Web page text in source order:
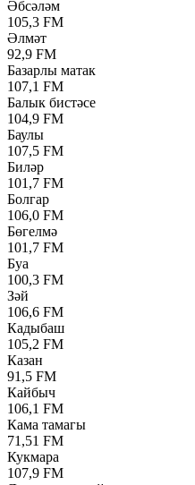
Әбсәләм
105,3 FM
Әлмәт
92,9 FM
Базарлы матак
107,1 FM
Балык бистәсе
104,9 FM
Баулы
107,5 FM
Биләр
101,7 FM
Болгар
106,0 FM
Бөгелмә
101,7 FM
Буа
100,3 FM
Зәй
106,6 FM
Кадыбаш
105,2 FM
Казан
91,5 FM
Кайбыч
106,1 FM
Кама тамагы
71,51 FM
Кукмара
107,9 FM